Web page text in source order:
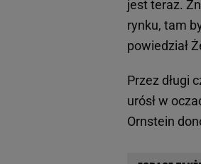
jest teraz.
rynku, tam
powiedział
Przez długi
urósł w
Ornstein